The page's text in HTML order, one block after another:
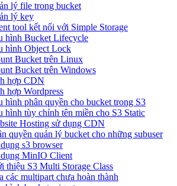
lý file trong bucket
lý key
tool kết nối với Simple Storage
hình Bucket Lifecycle
hình Object Lock
Bucket trên Linux
Bucket trên Windows
hợp CDN
hợp Wordpress
hình phân quyền cho bucket trong S3
hình tùy chỉnh tên miền cho S3 Static
Hosting sử dụng CDN
quyền quản lý bucket cho những subuser
s3 browser
MinIO Client
thiệu S3 Multi Storage Class
các multipart chưa hoàn thành